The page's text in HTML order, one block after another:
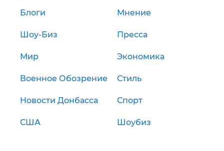
Блоги Мнение
Шоу-Биз Пресса
Мир Экономика
Военное Обозрение Стиль
Новости Донбасса Спорт
США Шоубиз